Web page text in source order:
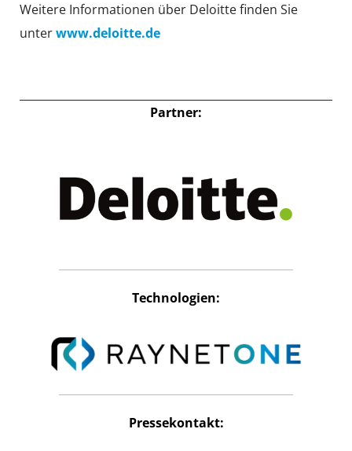
Weitere Informationen über Deloitte finden Sie
unterwww.deloitte.de
Partner:
Technologien:
Pressekontakt: